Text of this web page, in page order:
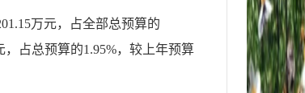
万元，占全部总预算的
，占总预算的1.95%，较上年预算